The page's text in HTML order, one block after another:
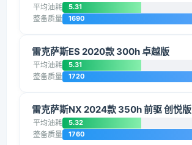
平均油耗 5.31
整备质量 1690
雷克萨斯ES 2020款 300h 卓越版
平均油耗 5.31
整备质量 1720
雷克萨斯NX 2024款 350h 前驱 创悦版
平均油耗 5.32
整备质量 1760